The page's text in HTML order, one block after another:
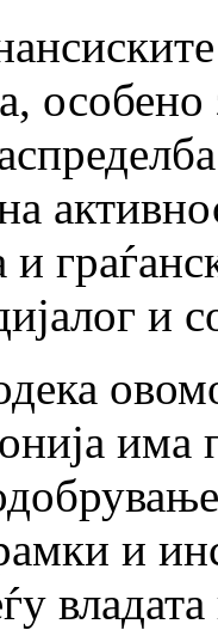
особено
и
има
и